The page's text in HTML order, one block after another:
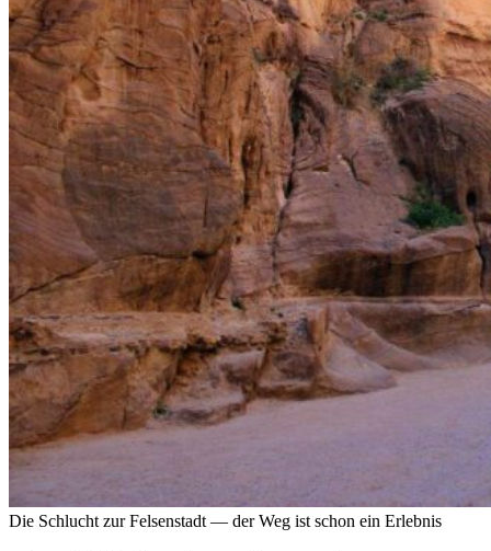
Die Schlucht zur Felsenstadt — der Weg ist schon ein Erlebnis